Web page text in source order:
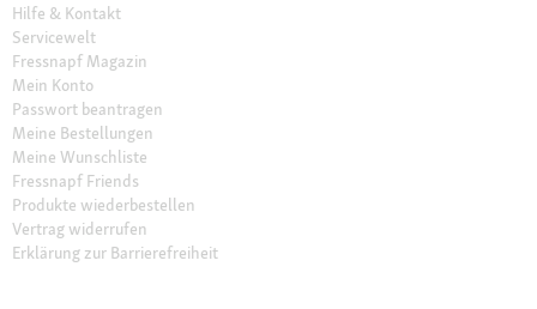
Hilfe & Kontakt
Servicewelt
Fressnapf Magazin
Mein Konto
Passwort beantragen
Meine Bestellungen
Meine Wunschliste
Fressnapf Friends
Produkte wiederbestellen
Vertrag widerrufen
Erklärung zur Barrierefreiheit